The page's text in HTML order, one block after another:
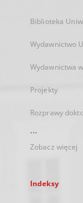
Biblioteka
Wydawnictwo
Wydawnictwa
Projekty
Rozprawy
...
Zobacz więcej
Indeksy